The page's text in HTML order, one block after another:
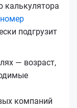
калькулятора
подгрузит
— возраст,
компаний